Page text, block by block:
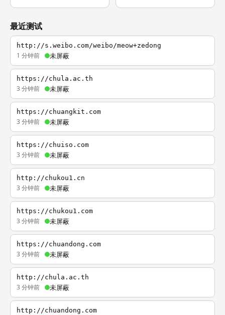
最近测试
http://s.weibo.com/weibo/meow+zedong
1 分钟前 未屏蔽
https://chula.ac.th
3 分钟前 未屏蔽
https://chuangkit.com
3 分钟前 未屏蔽
https://chuiso.com
3 分钟前 未屏蔽
http://chukou1.cn
3 分钟前 未屏蔽
https://chukou1.com
3 分钟前 未屏蔽
https://chuandong.com
3 分钟前 未屏蔽
http://chula.ac.th
3 分钟前 未屏蔽
http://chuandong.com